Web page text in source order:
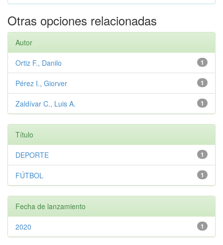
Otras opciones relacionadas
Autor
1
Ortiz F., Danilo
1
Pérez I., Giorver
1
Zaldívar C., Luis A.
Título
1
DEPORTE
1
FÚTBOL
Fecha de lanzamiento
1
2020